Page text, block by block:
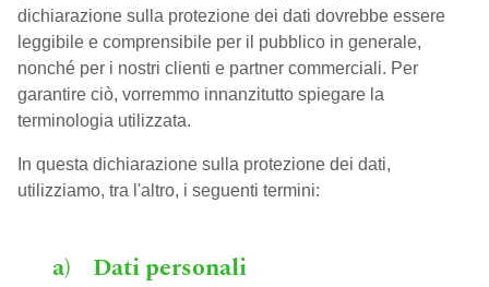
dichiarazione sulla protezione dei dati dovrebbe essere
leggibile e comprensibile per il pubblico in generale,
nonché per i nostri clienti e partner commerciali. Per
garantire ciò, vorremmo innanzitutto spiegare la
terminologia utilizzata.
In questa dichiarazione sulla protezione dei dati,
utilizziamo, tra l'altro, i seguenti termini:
a) Dati personali